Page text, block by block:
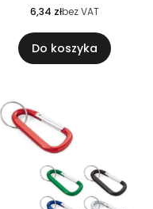
6,34 złbez VAT
Do koszyka